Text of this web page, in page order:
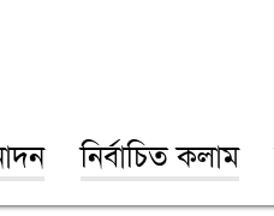
নির্বাচিত কলাম